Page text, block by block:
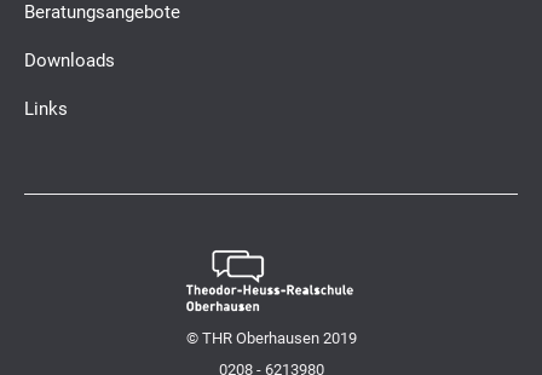
Beratungsangebote
Downloads
Links
© THR Oberhausen 2019
0208 - 6213980